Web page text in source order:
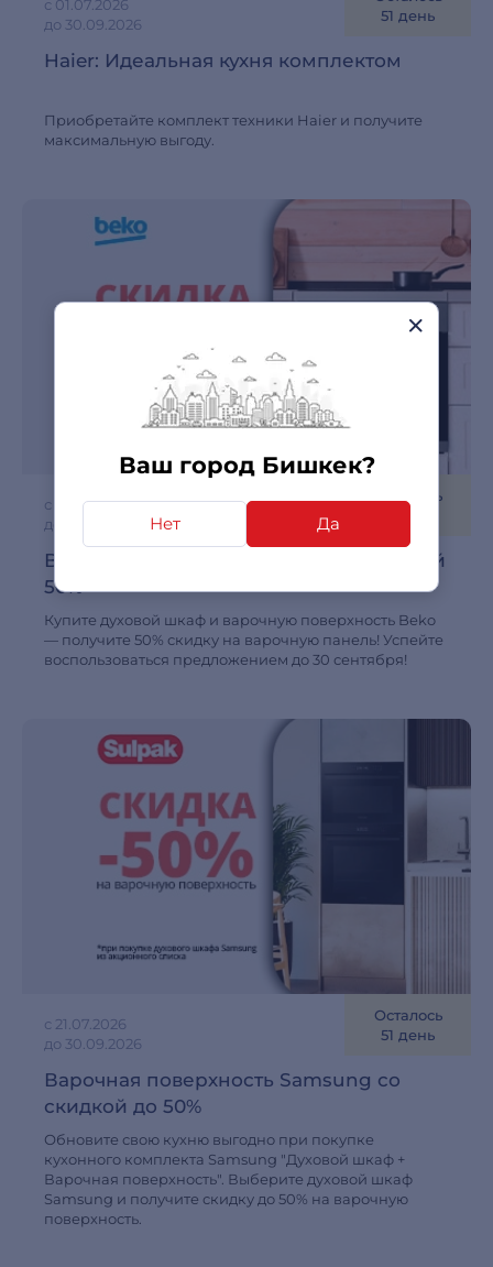
Ваш город Бишкек?
Нет Да
с 01.07.2026
до 30.09.2026
51 день
Haier: Идеальная кухня комплектом
Приобретайте комплект техники Haier и получите
максимальную выгоду.
с 04.04.2026
до 30.09.2026
Осталось
Варочная поверхность Beko со скидкой
50%
Купите духовой шкаф и варочную поверхность Beko
— получите 50% скидку на варочную панель! Успейте
воспользоваться предложением до 30 сентября!
с 21.07.2026
до 30.09.2026
Осталось
51 день
Варочная поверхность Samsung со
скидкой до 50%
Обновите свою кухню выгодно при покупке
кухонного комплекта Samsung "Духовой шкаф +
Варочная поверхность". Выберите духовой шкаф
Samsung и получите скидку до 50% на варочную
поверхность.